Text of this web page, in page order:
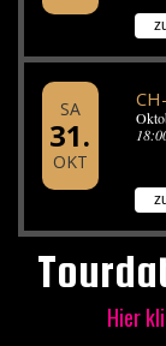
SA
31.
OKT
Hier